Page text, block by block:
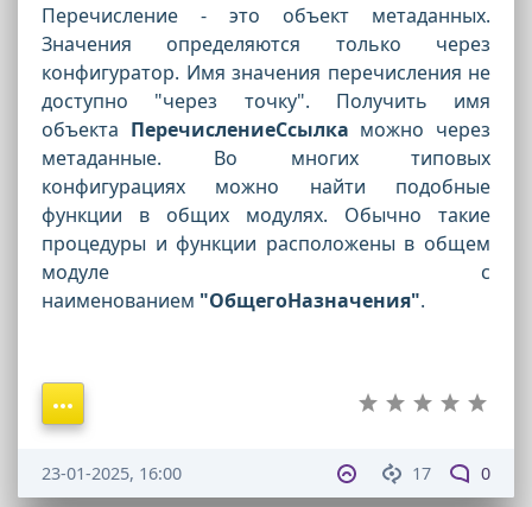
Перечисление - это объект метаданных.
Значения определяются только через
конфигуратор. Имя значения перечисления не
доступно "через точку". Получить имя
объекта ПеречислениеСсылка можно через
метаданные. Во многих типовых
конфигурациях можно найти подобные
функции в общих модулях. Обычно такие
процедуры и функции расположены в общем
модуле с
наименованием "ОбщегоНазначения".
17 0
23-01-2025, 16:00